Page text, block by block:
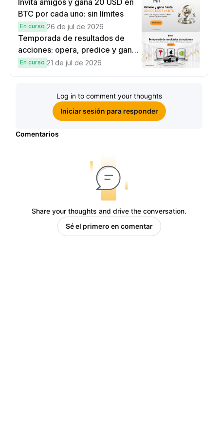
Invita amigos y gana 20 USD en
BTC por cada uno: sin límites
En curso 26 de jul de 2026
Temporada de resultados de
acciones: opera, predice y gana
una Cybertruck.
En curso 21 de jul de 2026
Log in to comment your thoughts
Iniciar sesión para responder
Comentarios
Share your thoughts and drive the conversation.
Sé el primero en comentar